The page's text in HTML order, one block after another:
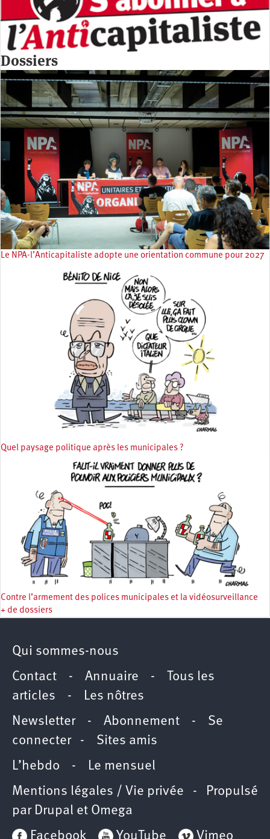
Dossiers
Le NPA-l’Anticapitaliste adopte une orientation commune pour 2027
Quel paysage politique après les municipales ?
Contre l’armement des polices municipales et la vidéosurveillance
+ de dossiers
Qui sommes-nous
Contact - Annuaire -
Tous les
articles - Les nôtres
Newsletter- Abonnement - Se
connecter- Sites amis
L’hebdo - Le mensuel
Mentions légales / Vie privée - Propulsé
par Drupal et Omega